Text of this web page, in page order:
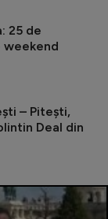
25 de
weekend
– Pitești,
Deal din